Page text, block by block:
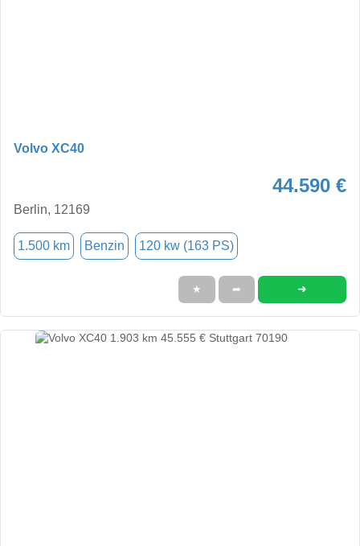
Volvo XC40
44.590 €
Berlin, 12169
1.500 km Benzin 120 kw (163 PS)
★ ➦ ➜